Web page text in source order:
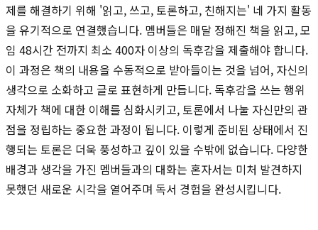
제를 해결하기 위해 '읽고, 쓰고, 토론하고, 친해지는' 네 가지 활동
을 유기적으로 연결했습니다. 멤버들은 매달 정해진 책을 읽고, 모
임 48시간 전까지 최소 400자 이상의 독후감을 제출해야 합니다.
이 과정은 책의 내용을 수동적으로 받아들이는 것을 넘어, 자신의
생각으로 소화하고 글로 표현하게 만듭니다. 독후감을 쓰는 행위
자체가 책에 대한 이해를 심화시키고, 토론에서 나눌 자신만의 관
점을 정립하는 중요한 과정이 됩니다. 이렇게 준비된 상태에서 진
행되는 토론은 더욱 풍성하고 깊이 있을 수밖에 없습니다. 다양한
배경과 생각을 가진 멤버들과의 대화는 혼자서는 미처 발견하지
못했던 새로운 시각을 열어주며 독서 경험을 완성시킵니다.